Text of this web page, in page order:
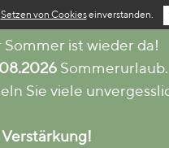
ist wieder da!
Sommerurlaub.
Sie viele
Setzen von Cookieseinverstanden.